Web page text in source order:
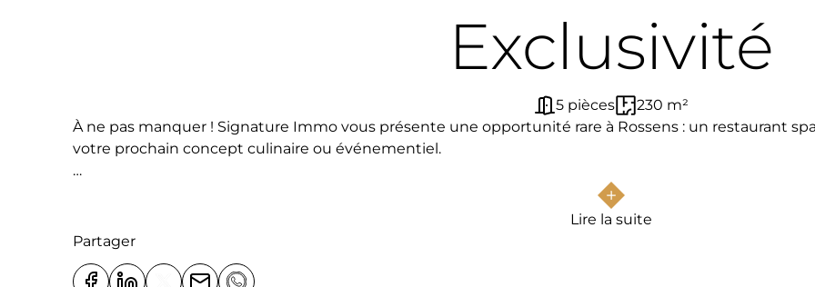
Exclusivité
5 pièces
230 m²
À ne pas manquer ! Signature Immo vous présente une opportunité rare à Rossens : un restaurant
votre prochain concept culinaire ou événementiel.
Situé dans un immeuble moderne à proximité immédiate de la route cantonale et de l’autoroute A12,
plusieurs niveaux représente une opportunité rare pour développer un concept de restauration
Lire la suite
Partager